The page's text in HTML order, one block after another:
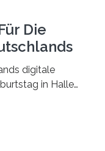
Die
digitale
in Halle